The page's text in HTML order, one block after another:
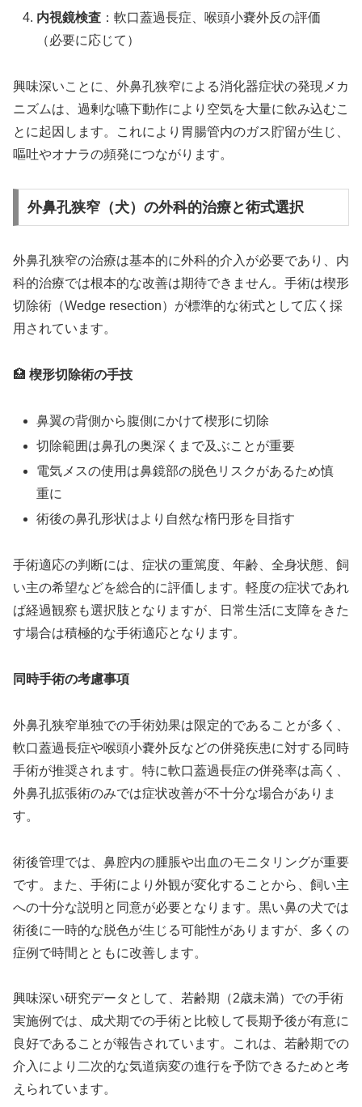
内視鏡検査 ：軟口蓋過長症、喉頭小嚢外反の評価
（必要に応じて）
興味深いことに、外鼻孔狭窄による消化器症状の発現メカ
ニズムは、過剰な嚥下動作により空気を大量に飲み込むこ
とに起因します。これにより胃腸管内のガス貯留が生じ、
嘔吐やオナラの頻発につながります。
外鼻孔狭窄（犬）の外科的治療と術式選択
外鼻孔狭窄の治療は基本的に外科的介入が必要であり、内
科的治療では根本的な改善は期待できません。手術は楔形
切除術（Wedge resection）が標準的な術式として広く採
用されています。
🏥 楔形切除術の手技
鼻翼の背側から腹側にかけて楔形に切除
切除範囲は鼻孔の奥深くまで及ぶことが重要
電気メスの使用は鼻鏡部の脱色リスクがあるため慎
重に
術後の鼻孔形状はより自然な楕円形を目指す
手術適応の判断には、症状の重篤度、年齢、全身状態、飼
い主の希望などを総合的に評価します。軽度の症状であれ
ば経過観察も選択肢となりますが、日常生活に支障をきた
す場合は積極的な手術適応となります。
同時手術の考慮事項
外鼻孔狭窄単独での手術効果は限定的であることが多く、
軟口蓋過長症や喉頭小嚢外反などの併発疾患に対する同時
手術が推奨されます。特に軟口蓋過長症の併発率は高く、
外鼻孔拡張術のみでは症状改善が不十分な場合がありま
す。
術後管理では、鼻腔内の腫脹や出血のモニタリングが重要
です。また、手術により外観が変化することから、飼い主
への十分な説明と同意が必要となります。黒い鼻の犬では
術後に一時的な脱色が生じる可能性がありますが、多くの
症例で時間とともに改善します。
興味深い研究データとして、若齢期（2歳未満）での手術
実施例では、成犬期での手術と比較して長期予後が有意に
良好であることが報告されています。これは、若齢期での
介入により二次的な気道病変の進行を予防できるためと考
えられています。